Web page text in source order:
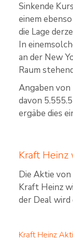
Sinkende
einem
die Lage
In
an der New
Raum
Angaben
davon
ergäbe dies
Kraft
Die Aktie
Kraft Heinz
der Deal
Kraft Heinz